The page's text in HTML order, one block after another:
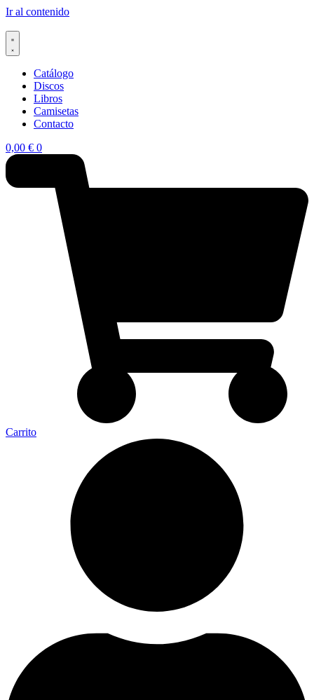
Ir al contenido
Catálogo
Discos
Libros
Camisetas
Contacto
0,00 € 0
Carrito